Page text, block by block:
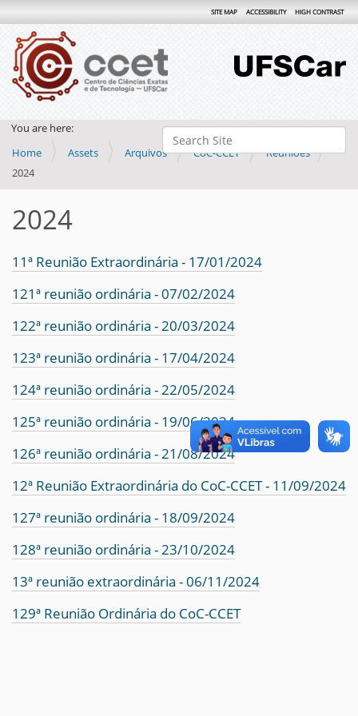
Search Site
SITE MAP ACCESSIBILITY HIGH CONTRAST
You are here:
Home
Assets Arquivos CoC-CCET
Reuniões
2024
2024
11ª Reunião Extraordinária - 17/01/2024
121ª reunião ordinária - 07/02/2024
122ª reunião ordinária - 20/03/2024
123ª reunião ordinária - 17/04/2024
124ª reunião ordinária - 22/05/2024
125ª reunião ordinária - 19/06/2024
126ª reunião ordinária - 21/08/2024
12ª Reunião Extraordinária do CoC-CCET - 11/09/2024
127ª reunião ordinária - 18/09/2024
128ª reunião ordinária - 23/10/2024
13ª reunião extraordinária - 06/11/2024
129ª Reunião Ordinária do CoC-CCET